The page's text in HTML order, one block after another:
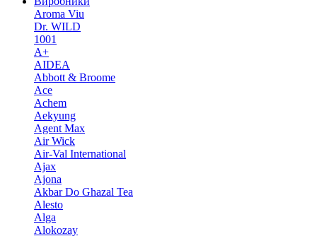
Aroma Viu
Dr. WILD
1001
A+
AIDEA
Abbott & Broome
Ace
Achem
Aekyung
Agent Max
Air Wick
Air-Val International
Ajax
Ajona
Akbar Do Ghazal Tea
Alesto
Alga
Alokozay